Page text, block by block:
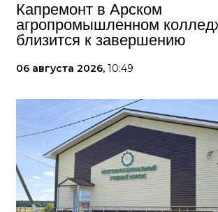
Капремонт в Арском
агропромышленном
близится к завершению
06 августа 2026, 10:49